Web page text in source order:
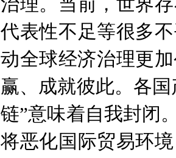
治理。当前，世界
代表性不足等很多
动全球经济治理更
赢、成就彼此。各
链”意味着自我封闭
将恶化国际贸易环